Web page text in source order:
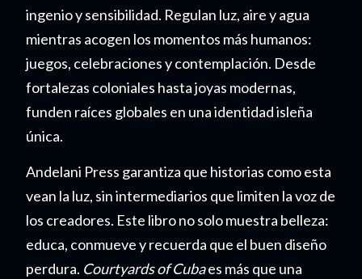
ingenio y sensibilidad. Regulan luz, aire y agua
mientras acogen los momentos más humanos:
juegos, celebraciones y contemplación. Desde
fortalezas coloniales hasta joyas modernas,
funden raíces globales en una identidad isleña
única.
Andelani Press garantiza que historias como esta
vean la luz, sin intermediarios que limiten la voz de
los creadores. Este libro no solo muestra belleza:
educa, conmueve y recuerda que el buen diseño
perdura. Courtyards of Cubaes más que una